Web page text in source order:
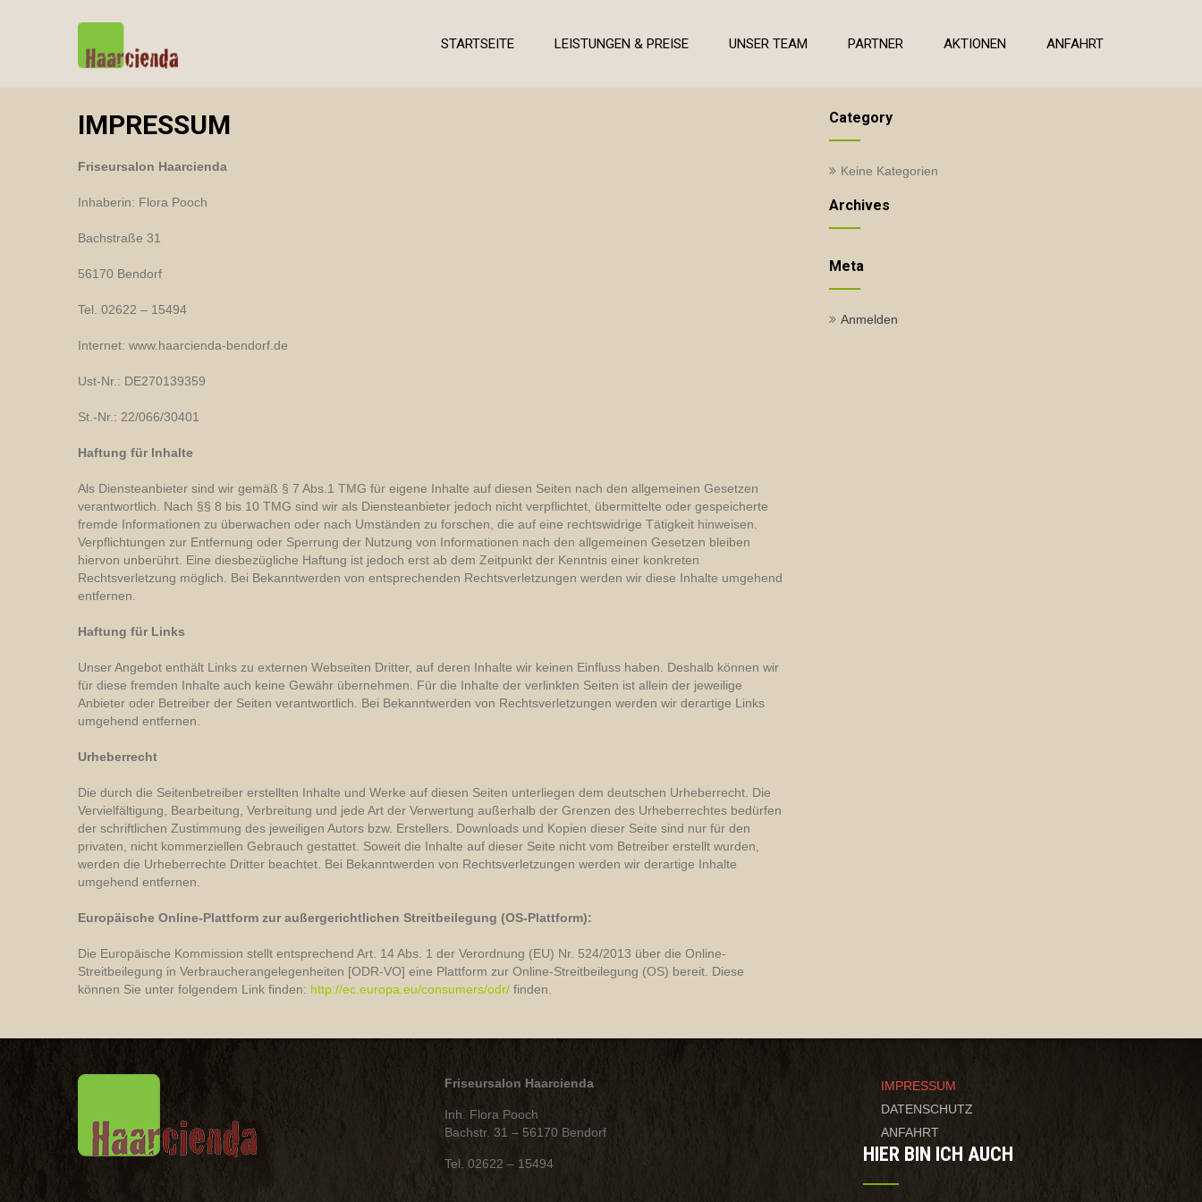
STARTSEITE LEISTUNGEN & PREISE UNSER TEAM PARTNER AKTIONEN ANFAHRT
IMPRESSUM
Friseursalon Haarcienda
Inhaberin: Flora Pooch
Bachstraße 31
56170 Bendorf
Tel. 02622 – 15494
Internet: www.haarcienda-bendorf.de
Ust-Nr.: DE270139359
St.-Nr.: 22/066/30401
Haftung für Inhalte
Als Diensteanbieter sind wir gemäß § 7 Abs.1 TMG für eigene Inhalte auf diesen Seiten nach den allgemeinen Gesetzen
verantwortlich. Nach §§ 8 bis 10 TMG sind wir als Diensteanbieter jedoch nicht verpflichtet, übermittelte oder gespeicherte
fremde Informationen zu überwachen oder nach Umständen zu forschen, die auf eine rechtswidrige Tätigkeit hinweisen.
Verpflichtungen zur Entfernung oder Sperrung der Nutzung von Informationen nach den allgemeinen Gesetzen bleiben
hiervon unberührt. Eine diesbezügliche Haftung ist jedoch erst ab dem Zeitpunkt der Kenntnis einer konkreten
Rechtsverletzung möglich. Bei Bekanntwerden von entsprechenden Rechtsverletzungen werden wir diese Inhalte umgehend
entfernen.
Haftung für Links
Unser Angebot enthält Links zu externen Webseiten Dritter, auf deren Inhalte wir keinen Einfluss haben. Deshalb können wir
für diese fremden Inhalte auch keine Gewähr übernehmen. Für die Inhalte der verlinkten Seiten ist allein der jeweilige
Anbieter oder Betreiber der Seiten verantwortlich. Bei Bekanntwerden von Rechtsverletzungen werden wir derartige Links
umgehend entfernen.
Urheberrecht
Die durch die Seitenbetreiber erstellten Inhalte und Werke auf diesen Seiten unterliegen dem deutschen Urheberrecht. Die
Vervielfältigung, Bearbeitung, Verbreitung und jede Art der Verwertung außerhalb der Grenzen des Urheberrechtes bedürfen
der schriftlichen Zustimmung des jeweiligen Autors bzw. Erstellers. Downloads und Kopien dieser Seite sind nur für den
privaten, nicht kommerziellen Gebrauch gestattet. Soweit die Inhalte auf dieser Seite nicht vom Betreiber erstellt wurden,
werden die Urheberrechte Dritter beachtet. Bei Bekanntwerden von Rechtsverletzungen werden wir derartige Inhalte
umgehend entfernen.
Europäische Online-Plattform zur außergerichtlichen Streitbeilegung (OS-Plattform):
Die Europäische Kommission stellt entsprechend Art. 14 Abs. 1 der Verordnung (EU) Nr. 524/2013 über die Online-
Streitbeilegung in Verbraucherangelegenheiten [ODR-VO] eine Plattform zur Online-Streitbeilegung (OS) bereit. Diese
können Sie unter folgendem Link finden: http://ec.europa.eu/consumers/odr/ finden.
Category
Keine Kategorien
Archives
Meta
Anmelden
Friseursalon Haarcienda
Inh. Flora Pooch
Bachstr. 31 – 56170 Bendorf
Tel. 02622 – 15494
IMPRESSUM
DATENSCHUTZ
ANFAHRT
HIER BIN ICH AUCH